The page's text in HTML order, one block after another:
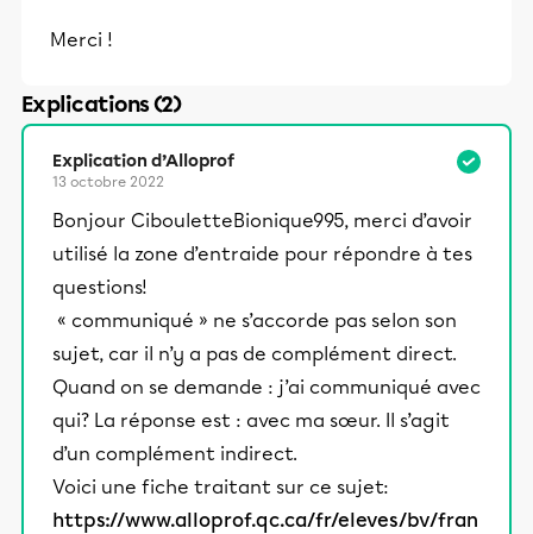
Merci !
Explications (2)
Explication d’Alloprof
13 octobre 2022
Bonjour CibouletteBionique995, merci d’avoir
utilisé la zone d’entraide pour répondre à tes
questions!
« communiqué » ne s’accorde pas selon son
sujet, car il n’y a pas de complément direct.
Quand on se demande : j’ai communiqué avec
qui? La réponse est : avec ma sœur. Il s’agit
d’un complément indirect.
Voici une fiche traitant sur ce sujet:
https://www.alloprof.qc.ca/fr/eleves/bv/fran